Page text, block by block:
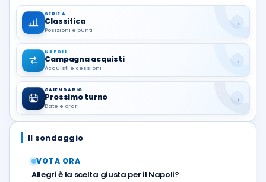
SERIE A
Classifica
Posizioni e punti
→
NAPOLI
Campagna acquisti
Acquisti e cessioni
→
CALENDARIO
Prossimo turno
Date e orari
→
Il sondaggio
VOTA ORA
Allegri è la scelta giusta per il Napoli?